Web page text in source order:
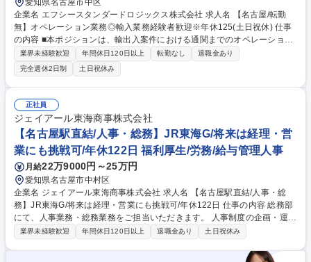
愛知県名古屋市中区
企業名 エフシースタンダードロジックス株式会社 求人名 【名古屋/転勤
無】オペレーション業務◎輸入業務経験者歓迎※年休125(土日祝休) 仕事
の内容 ■本ポジションは、輸出入案件における通関までのオペレーション
業務を通じて、顧客の国際取引を安定的に支える役割です。顧客からの依
頼受付から国内配送・納品完了まで、案件全体の進行管理と関係各所との
調整を 担い、正確性と納期遵守を両立させることで、物流サービスの信頼
性を支えていただきます。 ■業務詳細：顧客からの輸出入案件の受付、貨
物内容や納期の確認/必要書類の案内・回収/通関業者への申告依頼等/本船
動静の確認、国内配送の手配、全体スケジュールの調整/通関状況や進捗に
関する顧客対応（主にメール、一部電話での対応）/事務業務 ※申告書等
の作成は、通関担当者が行います。 業務の変更範囲：当社業務全般 募集
職種 【名古屋/転勤無】オペレーション業務◎輸入業務経験者歓迎※年休1
25(土日祝休)
業界未経験歓迎 年間休日120日以上 転勤なし
退職金あり
完全週休2日制
土日祝休み
正社員
ジェイアール東海商事株式会社
【名古屋駅直結/人事・総務】JR東海G/将来は経理・営
業にも挑戦可/年休122日 福利厚生/労務/給与管理人事
月給22万9000円～25万円
愛知県名古屋市中村区
企業名 ジェイアール東海商事株式会社 求人名 【名古屋駅直結/人事・総
務】JR東海G/将来は経理・営業にも挑戦可/年休122日 仕事の内容 総務部
にて、人事業務・総務業務をご担当いただきます。 人事制度の企画・運
用、人事考課、社員運用計画の作成、勤務管理、給与計算、社会保険関係
人情報管理、取締役会等の会議運営、法務、規程管理、施設管理、その他
業界未経験歓迎 年間休日120日以上 退職金あり 土日祝休み